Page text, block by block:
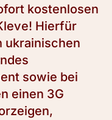
kostenlosen
Hierfür
ukrainischen
sowie bei
einen 3G